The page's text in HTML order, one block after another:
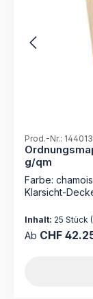
Prod.-Nr.:
g/qm
Farbe:
Klarsicht-
Inhalt: 25 Stück
Regulärer
Ab CHF